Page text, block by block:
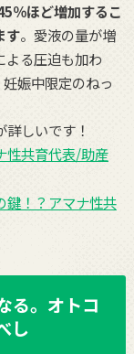
％ほど増加するこ
す。愛液の量が増
よる圧迫も加わ
娠中限定のねっ
しいです！
性共育代表/助産
鍵！？アマナ性共
る。オトコ
し